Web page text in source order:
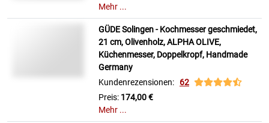
Mehr ...
GÜDE Solingen - Kochmesser geschmiedet,
21 cm, Olivenholz, ALPHA OLIVE,
Küchenmesser, Doppelkropf, Handmade
Germany
Kundenrezensionen: 62
Preis: 174,00 €
Mehr ...